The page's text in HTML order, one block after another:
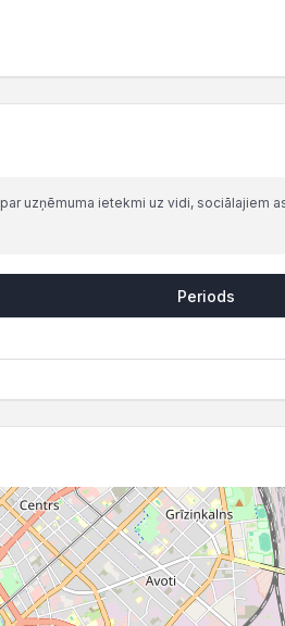
uzņēmuma ietekmi uz vidi, sociālajiem
Periods